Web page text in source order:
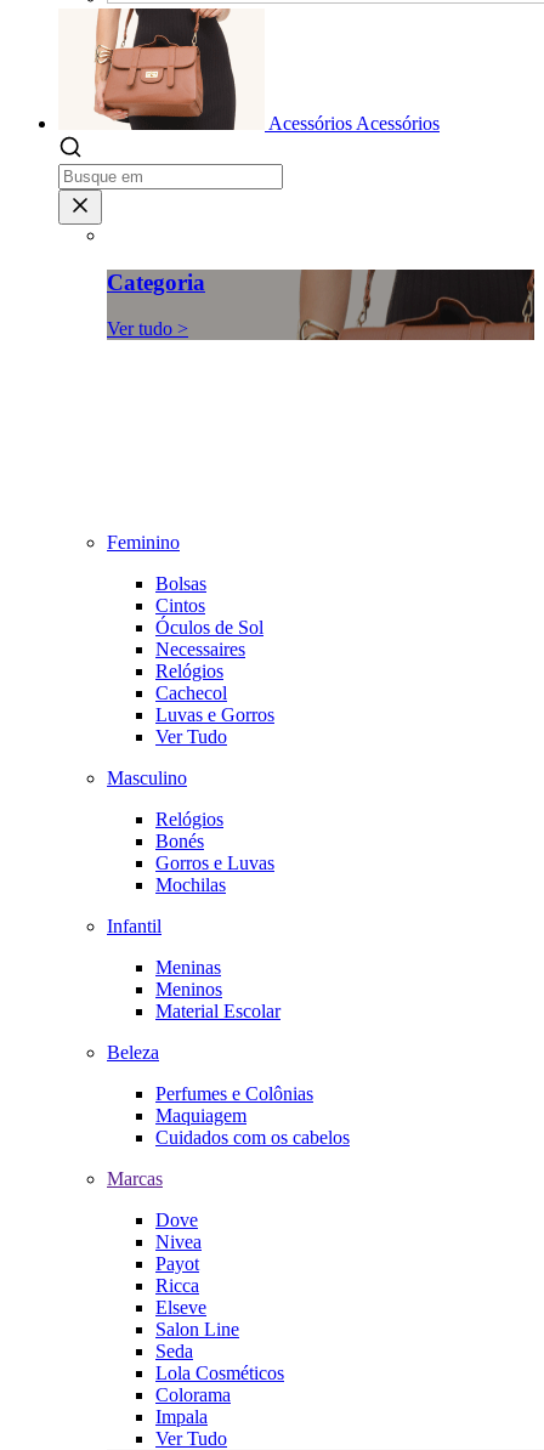
Acessórios Acessórios
Categoria
Ver tudo >
Feminino
Bolsas
Cintos
Óculos de Sol
Necessaires
Relógios
Cachecol
Luvas e Gorros
Ver Tudo
Masculino
Relógios
Bonés
Gorros e Luvas
Mochilas
Infantil
Meninas
Meninos
Material Escolar
Beleza
Perfumes e Colônias
Maquiagem
Cuidados com os cabelos
Marcas
Dove
Nivea
Payot
Ricca
Elseve
Salon Line
Seda
Lola Cosméticos
Colorama
Impala
Ver Tudo